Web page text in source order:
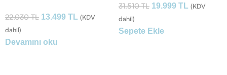
22.030TL 13.499 TL (KDV
dahil)
Devamını oku
31.510TL 19.999 TL (KDV
dahil)
Sepete Ekle